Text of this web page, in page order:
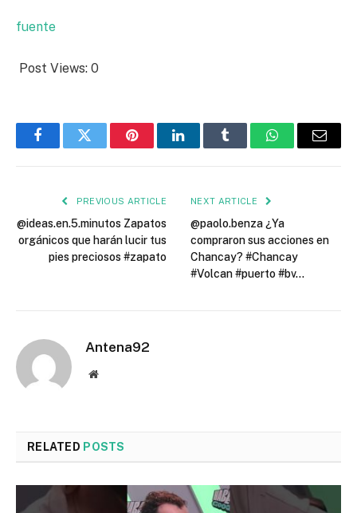
fuente
Post Views: 0
FacebookTwitter PinterestLinkedInTumblr WhatsAppEmail
PREVIOUS ARTICLE
@ideas.en.5.minutos Zapatos
orgánicos que harán lucir tus
pies preciosos #zapato
NEXT ARTICLE
@paolo.benza ¿Ya
compraron sus acciones en
Chancay? #Chancay
#Volcan #puerto #bv…
Antena92
Website
RELATED POSTS